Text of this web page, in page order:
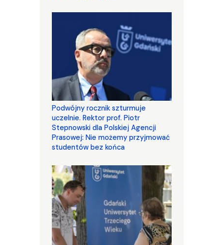
Podwójny rocznik szturmuje
uczelnie. Rektor prof. Piotr
Stepnowski dla Polskiej Agencji
Prasowej: Nie możemy przyjmować
studentów bez końca